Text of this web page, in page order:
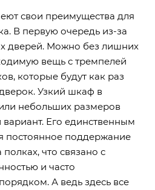
свои преимущества для
В первую очередь из-за
дверей. Можно без лишних
вещь с тремпелей
которые будут как раз
Узкий шкаф в
небольших размеров
Его единственным
постоянное поддержание
что связано с
и часто
А ведь здесь все